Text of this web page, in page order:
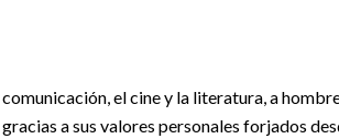
el cine y la literatura, a
a sus valores personales forjados